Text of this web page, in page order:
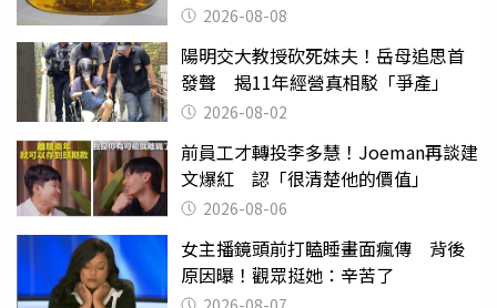
2026-08-08
陽明交大教授砍死妹夫！岳母追思首
發聲 揭11年經營真相駁「爭產」
2026-08-02
前員工才轉投李多慧！Joeman再談建
文爆紅 認「很清楚他的價值」
2026-08-06
女主播鏡頭前打瞌睡畫面瘋傳 背後
原因曝！觀眾挺她：辛苦了